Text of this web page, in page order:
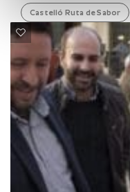
Castelló Ruta de Sabor